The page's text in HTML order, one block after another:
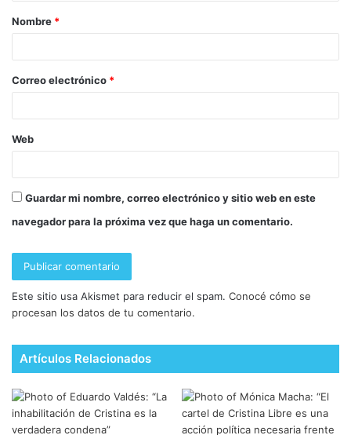
Nombre *
Correo electrónico *
Web
Guardar mi nombre, correo electrónico y sitio web en este
navegador para la próxima vez que haga un comentario.
Este sitio usa Akismet para reducir el spam. Conocé cómo se
procesan los datos de tu comentario.
Artículos Relacionados